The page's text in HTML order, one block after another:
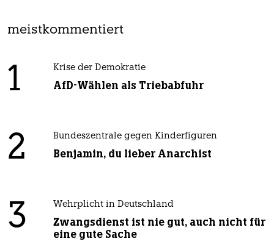
meistkommentiert
1 Krise der Demokratie
AfD-Wählen als Triebabfuhr
2 Bundeszentrale gegen Kinderfiguren
Benjamin, du lieber Anarchist
3 Wehrplicht in Deutschland
Zwangsdienst ist nie gut, auch nicht für
eine gute Sache